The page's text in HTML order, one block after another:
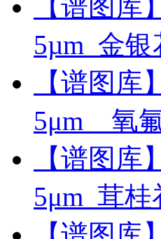
【谱图库
5µm_金
【谱图库
5μm__氧
【谱图库
5μm_茸